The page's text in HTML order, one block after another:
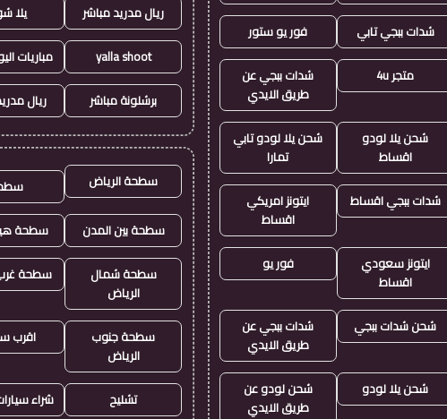
شدات ببجي تابي فور يو ستور
متجر 4u
شدات ببجي عن
طريق الايدي
شحن يلا لودو
اقساط
شحن يلا لودو تابي
تمارا
شدات ببجي اقساط
ايتونز امريكي
اقساط
ايتونز سعودي
اقساط
فور يو
شحن شدات ببجي
شدات ببجي عن
طريق الايدي
شحن يلا لودو
شحن لودو عن
طريق الايدي
ريال مدريد مباشر يلا
yalla shoot مباريات
برشلونة مباشر ريال
سطحة الرياض
سطحة بين المدن سطحة
سطحة شمال
الرياض
سطحة
سطحة جنوب
الرياض
اقرب
تشليح شراء